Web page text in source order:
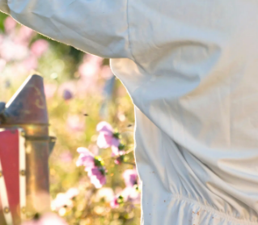
HOVEDRET
Bagte rodfrugter
med sennep, timian
og honning